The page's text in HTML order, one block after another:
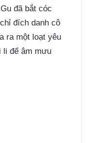
đã bắt cóc
đích danh cô
ra một loạt yêu
li để âm mưu